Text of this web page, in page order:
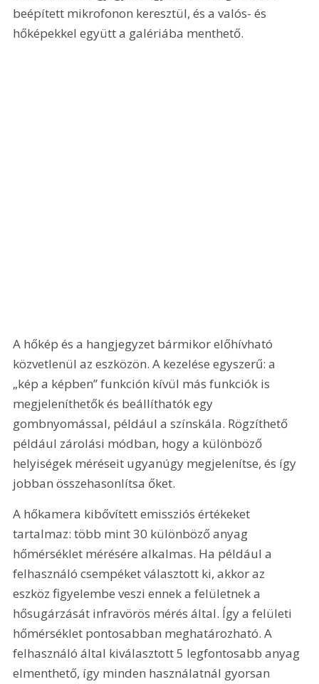
beépített mikrofonon keresztül, és a valós- és
hőképekkel együtt a galériába menthető.
A hőkép és a hangjegyzet bármikor előhívható
közvetlenül az eszközön. A kezelése egyszerű: a
„kép a képben” funkción kívül más funkciók is
megjeleníthetők és beállíthatók egy
gombnyomással, például a színskála. Rögzíthető
például zárolási módban, hogy a különböző
helyiségek méréseit ugyanúgy megjelenítse, és így
jobban összehasonlítsa őket.
A hőkamera kibővített emissziós értékeket
tartalmaz: több mint 30 különböző anyag
hőmérséklet mérésére alkalmas. Ha például a
felhasználó csempéket választott ki, akkor az
eszköz figyelembe veszi ennek a felületnek a
hősugárzását infravörös mérés által. Így a felületi
hőmérséklet pontosabban meghatározható. A
felhasználó által kiválasztott 5 legfontosabb anyag
elmenthető, így minden használatnál gyorsan